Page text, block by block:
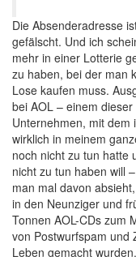
Die Absenderadresse
gefälscht. Und ich
mehr in einer Lotterie
zu haben, bei der man
Lose kaufen muss.
bei AOL – einem dieser
Unternehmen, mit dem
wirklich in meinem
noch nicht zu tun hatte
nicht zu tun haben will
man mal davon
in den Neunziger und
Tonnen AOL-CDs zum
von Postwurfspam und
Leben gemacht